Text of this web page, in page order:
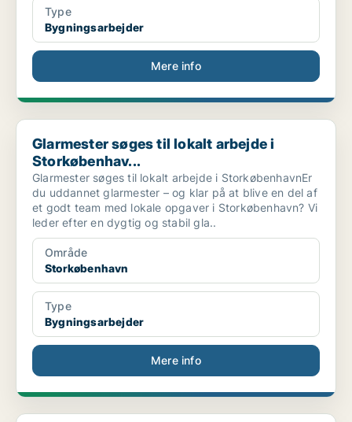
Type
Bygningsarbejder
Mere info
Glarmester søges til lokalt arbejde i Storkøbenhav...
Glarmester søges til lokalt arbejde i
Storkøbenhav...
Glarmester søges til lokalt arbejde i StorkøbenhavnEr
du uddannet glarmester – og klar på at blive en del af
et godt team med lokale opgaver i Storkøbenhavn? Vi
leder efter en dygtig og stabil gla..
Område
Storkøbenhavn
Type
Bygningsarbejder
Mere info